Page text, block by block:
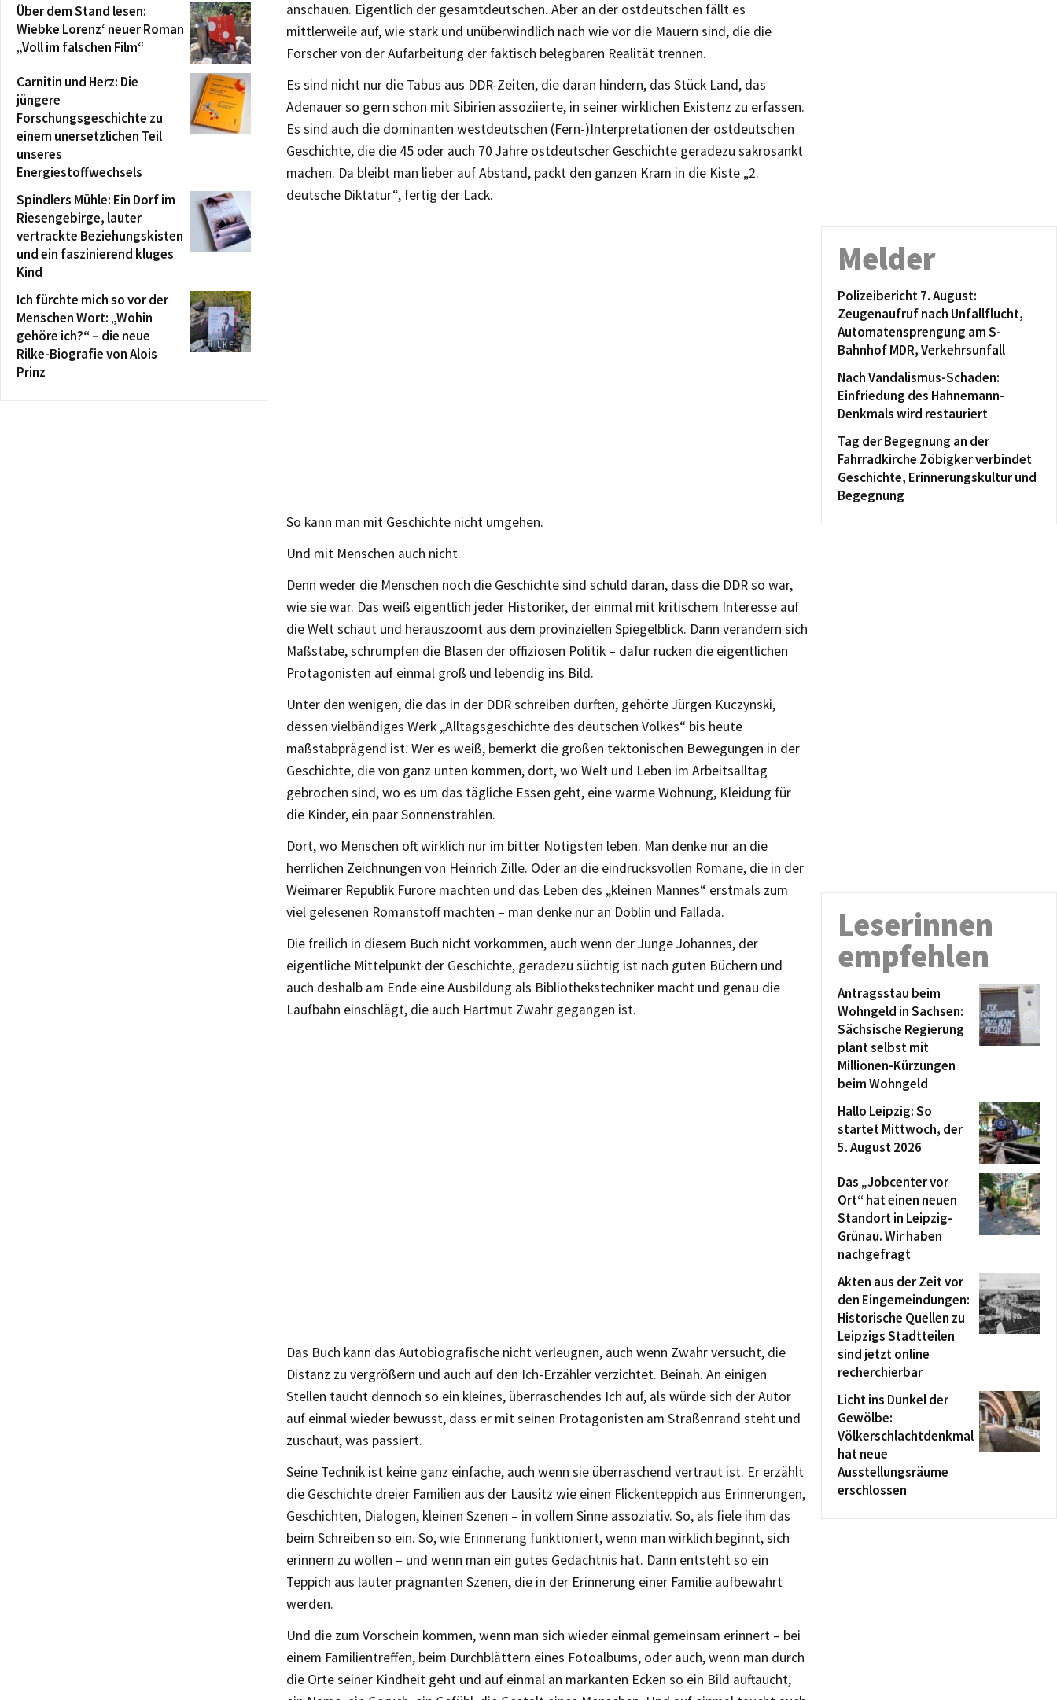
anschauen. Eigentlich der gesamtdeutschen. Aber an der ostdeutschen fällt es
mittlerweile auf, wie stark und unüberwindlich nach wie vor die Mauern sind, die die
Forscher von der Aufarbeitung der faktisch belegbaren Realität trennen.
Es sind nicht nur die Tabus aus DDR-Zeiten, die daran hindern, das Stück Land, das
Adenauer so gern schon mit Sibirien assoziierte, in seiner wirklichen Existenz zu erfassen.
Es sind auch die dominanten westdeutschen (Fern-)Interpretationen der ostdeutschen
Geschichte, die die 45 oder auch 70 Jahre ostdeutscher Geschichte geradezu sakrosankt
machen. Da bleibt man lieber auf Abstand, packt den ganzen Kram in die Kiste „2.
deutsche Diktatur“, fertig der Lack.
So kann man mit Geschichte nicht umgehen.
Und mit Menschen auch nicht.
Denn weder die Menschen noch die Geschichte sind schuld daran, dass die DDR so war,
wie sie war. Das weiß eigentlich jeder Historiker, der einmal mit kritischem Interesse auf
die Welt schaut und herauszoomt aus dem provinziellen Spiegelblick. Dann verändern sich
Maßstäbe, schrumpfen die Blasen der offiziösen Politik – dafür rücken die eigentlichen
Protagonisten auf einmal groß und lebendig ins Bild.
Unter den wenigen, die das in der DDR schreiben durften, gehörte Jürgen Kuczynski,
dessen vielbändiges Werk „Alltagsgeschichte des deutschen Volkes“ bis heute
maßstabprägend ist. Wer es weiß, bemerkt die großen tektonischen Bewegungen in der
Geschichte, die von ganz unten kommen, dort, wo Welt und Leben im Arbeitsalltag
gebrochen sind, wo es um das tägliche Essen geht, eine warme Wohnung, Kleidung für
die Kinder, ein paar Sonnenstrahlen.
Dort, wo Menschen oft wirklich nur im bitter Nötigsten leben. Man denke nur an die
herrlichen Zeichnungen von Heinrich Zille. Oder an die eindrucksvollen Romane, die in der
Weimarer Republik Furore machten und das Leben des „kleinen Mannes“ erstmals zum
viel gelesenen Romanstoff machten – man denke nur an Döblin und Fallada.
Die freilich in diesem Buch nicht vorkommen, auch wenn der Junge Johannes, der
eigentliche Mittelpunkt der Geschichte, geradezu süchtig ist nach guten Büchern und
auch deshalb am Ende eine Ausbildung als Bibliothekstechniker macht und genau die
Laufbahn einschlägt, die auch Hartmut Zwahr gegangen ist.
Das Buch kann das Autobiografische nicht verleugnen, auch wenn Zwahr versucht, die
Distanz zu vergrößern und auch auf den Ich-Erzähler verzichtet. Beinah. An einigen
Stellen taucht dennoch so ein kleines, überraschendes Ich auf, als würde sich der Autor
auf einmal wieder bewusst, dass er mit seinen Protagonisten am Straßenrand steht und
zuschaut, was passiert.
Seine Technik ist keine ganz einfache, auch wenn sie überraschend vertraut ist. Er erzählt
die Geschichte dreier Familien aus der Lausitz wie einen Flickenteppich aus Erinnerungen,
Geschichten, Dialogen, kleinen Szenen – in vollem Sinne assoziativ. So, als fiele ihm das
beim Schreiben so ein. So, wie Erinnerung funktioniert, wenn man wirklich beginnt, sich
erinnern zu wollen – und wenn man ein gutes Gedächtnis hat. Dann entsteht so ein
Teppich aus lauter prägnanten Szenen, die in der Erinnerung einer Familie aufbewahrt
werden.
Und die zum Vorschein kommen, wenn man sich wieder einmal gemeinsam erinnert – bei
einem Familientreffen, beim Durchblättern eines Fotoalbums, oder auch, wenn man durch
die Orte seiner Kindheit geht und auf einmal an markanten Ecken so ein Bild auftaucht,
Über dem Stand lesen:
Wiebke Lorenz‘ neuer Roman
„Voll im falschen Film“
Carnitin und Herz: Die
jüngere
Forschungsgeschichte zu
einem unersetzlichen Teil
unseres
Energiestoffwechsels
Spindlers Mühle: Ein Dorf im
Riesengebirge, lauter
vertrackte Beziehungskisten
und ein faszinierend kluges
Kind
Ich fürchte mich so vor der
Menschen Wort: „Wohin
gehöre ich?“ – die neue
Rilke-Biografie von Alois
Prinz
Melder
Polizeibericht 7. August:
Zeugenaufruf nach Unfallflucht,
Automatensprengung am S-
Bahnhof MDR, Verkehrsunfall
Nach Vandalismus-Schaden:
Einfriedung des Hahnemann-
Denkmals wird restauriert
Tag der Begegnung an der
Fahrradkirche Zöbigker verbindet
Geschichte, Erinnerungskultur und
Begegnung
Leserinnen
empfehlen
Antragsstau beim
Wohngeld in Sachsen:
Sächsische Regierung
plant selbst mit
Millionen-Kürzungen
beim Wohngeld
Hallo Leipzig: So
startet Mittwoch, der
5. August 2026
Das „Jobcenter vor
Ort“ hat einen neuen
Standort in Leipzig-
Grünau. Wir haben
nachgefragt
Akten aus der Zeit vor
den Eingemeindungen:
Historische Quellen zu
Leipzigs Stadtteilen
sind jetzt online
recherchierbar
Licht ins Dunkel der
Gewölbe:
Völkerschlachtdenkmal
hat neue
Ausstellungsräume
erschlossen